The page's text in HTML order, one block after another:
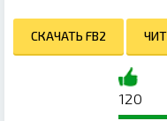
СКАЧАТЬ FB2
120